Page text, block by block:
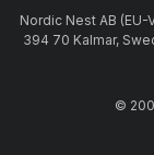
Nordic Nest AB
394 70 Kalmar,
©